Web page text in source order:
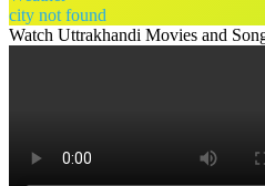
city not found
Watch Uttrakhandi Movies and